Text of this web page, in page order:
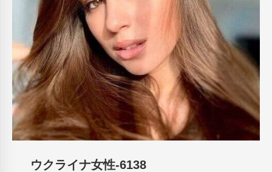
ウクライナ女性-6138